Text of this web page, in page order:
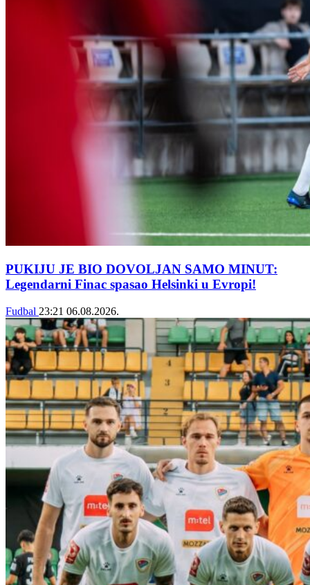
PUKIJU JE BIO DOVOLJAN SAMO MINUT:
Legendarni Finac spasao Helsinki u Evropi!
Fudbal 23:21 06.08.2026.